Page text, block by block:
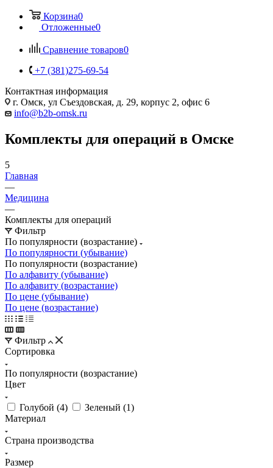
Корзина0
Отложенные0
Сравнение товаров0
+7 (381)275-69-54
Контактная информация
г. Омск, ул Съездовская, д. 29, корпус 2, офис 6
info@b2b-omsk.ru
Комплекты для операций в Омске
5
Главная
—
Медицина
—
Комплекты для операций
Фильтр
По популярности (возрастание)
По популярности (убывание)
По популярности (возрастание)
По алфавиту (убывание)
По алфавиту (возрастание)
По цене (убывание)
По цене (возрастание)
Фильтр
Сортировка
По популярности (возрастание)
Цвет
Голубой (4) Зеленый (1)
Материал
Страна производства
Размер